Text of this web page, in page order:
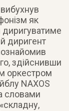
як
диригент
здійснивши
оркестром
NAXOS
словами